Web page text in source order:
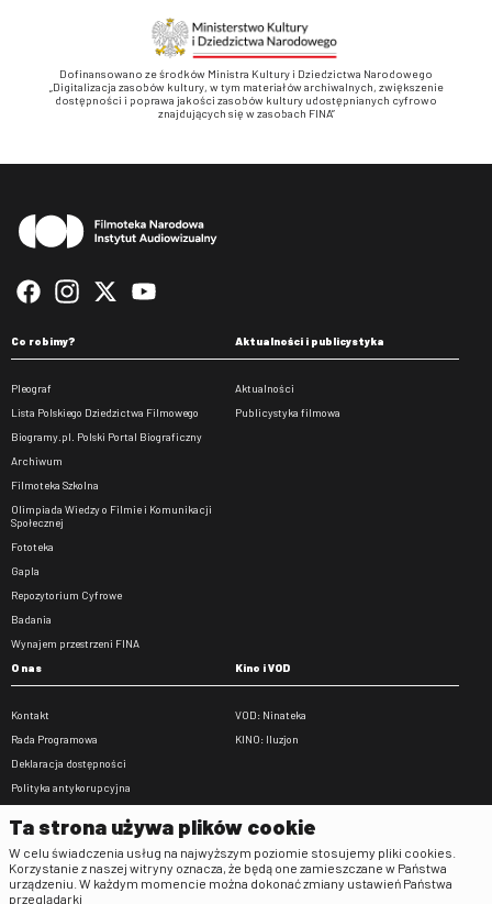
Dofinansowano ze środków Ministra Kultury i Dziedzictwa Narodowego
„Digitalizacja zasobów kultury, w tym materiałów archiwalnych, zwiększenie
dostępności i poprawa jakości zasobów kultury udostępnianych cyfrowo
znajdujących się w zasobach FINA”
Co robimy?
Pleograf
Lista Polskiego Dziedzictwa Filmowego
Biogramy.pl. Polski Portal Biograficzny
Archiwum
Filmoteka Szkolna
Olimpiada Wiedzy o Filmie i Komunikacji
Społecznej
Fototeka
Gapla
Repozytorium Cyfrowe
Badania
Wynajem przestrzeni FINA
Aktualności i publicystyka
Aktualności
Publicystyka filmowa
O nas
Kontakt
Rada Programowa
Deklaracja dostępności
Polityka antykorupcyjna
Zamówienia publiczne
Praca w FINA
Kino i VOD
VOD: Ninateka
KINO: Iluzjon
Regulaminy
Ta strona używa plików cookie
W celu świadczenia usług na najwyższym poziomie stosujemy pliki cookies.
Korzystanie z naszej witryny oznacza, że będą one zamieszczane w Państwa
urządzeniu. W każdym momencie można dokonać zmiany ustawień Państwa
przeglądarki